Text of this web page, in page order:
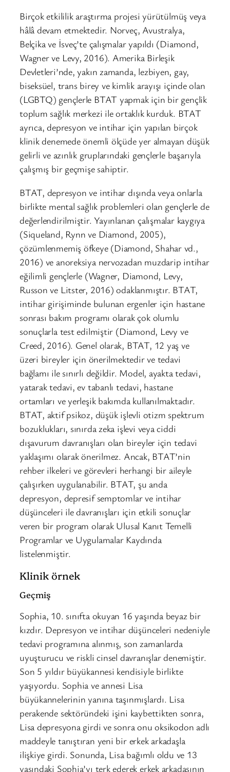
Birçok etkililik araştırma projesi yürütülmüş veya
hâlâ devam etmektedir. Norveç, Avustralya,
Belçika ve İsveç’te çalışmalar yapıldı (Diamond,
Wagner ve Levy, 2016). Amerika Birleşik
Devletleri’nde, yakın zamanda, lezbiyen, gay,
biseksüel, trans birey ve kimlik arayışı içinde olan
(LGBTQ) gençlerle BTAT yapmak için bir gençlik
toplum sağlık merkezi ile ortaklık kurduk. BTAT
ayrıca, depresyon ve intihar için yapılan birçok
klinik denemede önemli ölçüde yer almayan düşük
gelirli ve azınlık gruplarındaki gençlerle başarıyla
çalışmış bir geçmişe sahiptir.
BTAT, depresyon ve intihar dışında veya onlarla
birlikte mental sağlık problemleri olan gençlerle de
değerlendirilmiştir. Yayınlanan çalışmalar kaygıya
(Siqueland, Rynn ve Diamond, 2005),
çözümlenmemiş öfkeye (Diamond, Shahar vd.,
2016) ve anoreksiya nervozadan muzdarip intihar
eğilimli gençlerle (Wagner, Diamond, Levy,
Russon ve Litster, 2016) odaklanmıştır. BTAT,
intihar girişiminde bulunan ergenler için hastane
sonrası bakım programı olarak çok olumlu
sonuçlarla test edilmiştir (Diamond, Levy ve
Creed, 2016). Genel olarak, BTAT, 12 yaş ve
üzeri bireyler için önerilmektedir ve tedavi
bağlamı ile sınırlı değildir. Model, ayakta tedavi,
yatarak tedavi, ev tabanlı tedavi, hastane
ortamları ve yerleşik bakımda kullanılmaktadır.
BTAT, aktif psikoz, düşük işlevli otizm spektrum
bozuklukları, sınırda zeka işlevi veya ciddi
dışavurum davranışları olan bireyler için tedavi
yaklaşımı olarak önerilmez. Ancak, BTAT’nin
rehber ilkeleri ve görevleri herhangi bir aileyle
çalışırken uygulanabilir. BTAT, şu anda
depresyon, depresif semptomlar ve intihar
düşünceleri ile davranışları için etkili sonuçlar
veren bir program olarak Ulusal Kanıt Temelli
Programlar ve Uygulamalar Kaydında
listelenmiştir.
Klinik örnek
Geçmiş
Sophia, 10. sınıfta okuyan 16 yaşında beyaz bir
kızdır. Depresyon ve intihar düşünceleri nedeniyle
tedavi programına alınmış, son zamanlarda
uyuşturucu ve riskli cinsel davranışlar denemiştir.
Son 5 yıldır büyükannesi kendisiyle birlikte
yaşıyordu. Sophia ve annesi Lisa
büyükannelerinin yanına taşınmışlardı. Lisa
perakende sektöründeki işini kaybettikten sonra,
Lisa depresyona girdi ve sonra onu oksikodon adlı
maddeyle tanıştıran yeni bir erkek arkadaşla
ilişkiye girdi. Sonunda, Lisa bağımlı oldu ve 13
yaşındaki Sophia’yı terk ederek erkek arkadaşının